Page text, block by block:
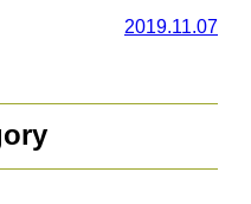
2019.11.07